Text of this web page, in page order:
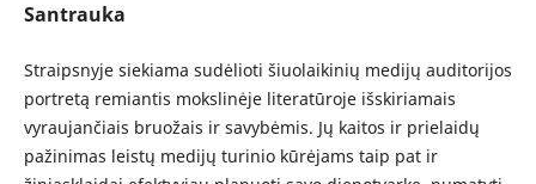
Santrauka
Straipsnyje siekiama sudėlioti šiuolaikinių medijų auditorijos
portretą remiantis mokslinėje literatūroje išskiriamais
vyraujančiais bruožais ir savybėmis. Jų kaitos ir prielaidų
pažinimas leistų medijų turinio kūrėjams taip pat ir